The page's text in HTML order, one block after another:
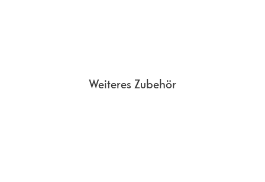
Weiteres Zubehör